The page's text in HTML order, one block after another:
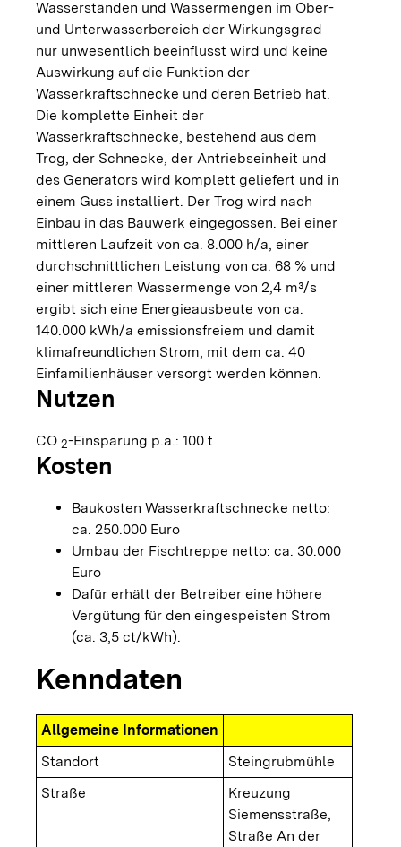
Wasserständen und Wassermengen im Ober-
und Unterwasserbereich der Wirkungsgrad
nur unwesentlich beeinflusst wird und keine
Auswirkung auf die Funktion der
Wasserkraftschnecke und deren Betrieb hat.
Die komplette Einheit der
Wasserkraftschnecke, bestehend aus dem
Trog, der Schnecke, der Antriebseinheit und
des Generators wird komplett geliefert und in
einem Guss installiert. Der Trog wird nach
Einbau in das Bauwerk eingegossen. Bei einer
mittleren Laufzeit von ca. 8.000 h/a, einer
durchschnittlichen Leistung von ca. 68 % und
einer mittleren Wassermenge von 2,4 m³/s
ergibt sich eine Energieausbeute von ca.
140.000 kWh/a emissionsfreiem und damit
klimafreundlichen Strom, mit dem ca. 40
Einfamilienhäuser versorgt werden können.
Nutzen
CO 2-Einsparung p.a.: 100 t
Kosten
Baukosten Wasserkraftschnecke netto:
ca. 250.000 Euro
Umbau der Fischtreppe netto: ca. 30.000
Euro
Dafür erhält der Betreiber eine höhere
Vergütung für den eingespeisten Strom
(ca. 3,5 ct/kWh).
Kenndaten
Allgemeine Informationen
Standort
Steingrubmühle
Straße
Kreuzung
Siemensstraße,
Straße An der